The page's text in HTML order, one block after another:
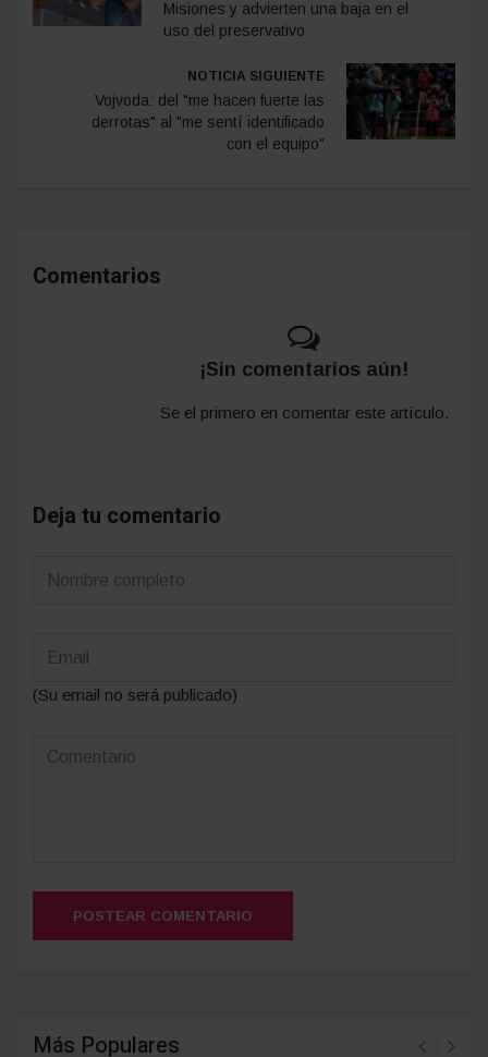
Misiones y advierten una baja en el
uso del preservativo
NOTICIA SIGUIENTE
Vojvoda: del "me hacen fuerte las
derrotas" al "me sentí identificado
con el equipo"
Comentarios
¡Sin comentarios aún!
Se el primero en comentar este artículo.
Deja tu comentario
(Su email no será publicado)
POSTEAR COMENTARIO
Más Populares